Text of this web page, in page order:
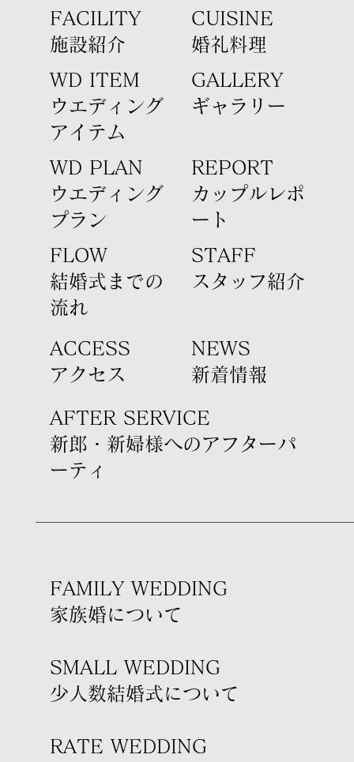
GALLERY
ギャラリー
CUISINE
​スタッフ紹介
STAFF
REPORT
カップルレポ
ート
​ウエディング
プラン
WD PLAN
​施設紹介 ​婚礼料理
結婚式までの
流れ
新着情報
新郎・新婦様への​アフターパ
ーティ
ACCESS
​アクセス
AFTER SERVICE
​NEWS
ウエディング
アイテム​
WD ITEM
FACILITY
FLOW
家族婚について
FAMILY WEDDING
SMALL WEDDING
少人数結婚式について
RATE WEDDING